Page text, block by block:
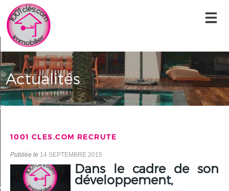
Accueil
Nos offres
Nos services
sommes-nous ?
Mon compte
sélection 0
Actualités
1001 CLES.COM RECRUTE
Publiée le 14 SEPTEMBRE 2015
Dans le cadre de son
développement,